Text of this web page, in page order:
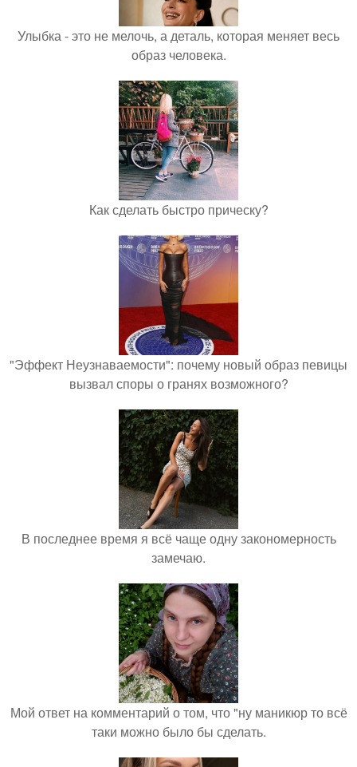
Улыбка - это не мелочь, а деталь, которая меняет весь
образ человека.
Как сделать быстро прическу?
"Эффект Неузнаваемости": почему новый образ певицы
вызвал споры о гранях возможного?
В последнее время я всё чаще одну закономерность
замечаю.
Мой ответ на комментарий о том, что "ну маникюр то всё
таки можно было бы сделать.